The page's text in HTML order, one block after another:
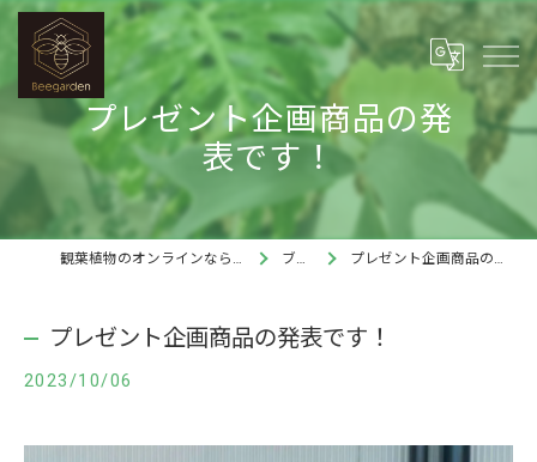
プレゼント企画商品の発
表です！
観葉植物のオンラインならBee garden ブログ プレゼント企画商品の発表です！
プレゼント企画商品の発表です！
2023/10/06